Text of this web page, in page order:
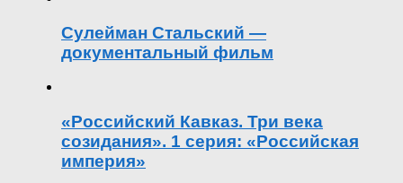
Сулейман Стальский —
документальный фильм
«Российский Кавказ. Три века
созидания». 1 серия: «Российская
империя»